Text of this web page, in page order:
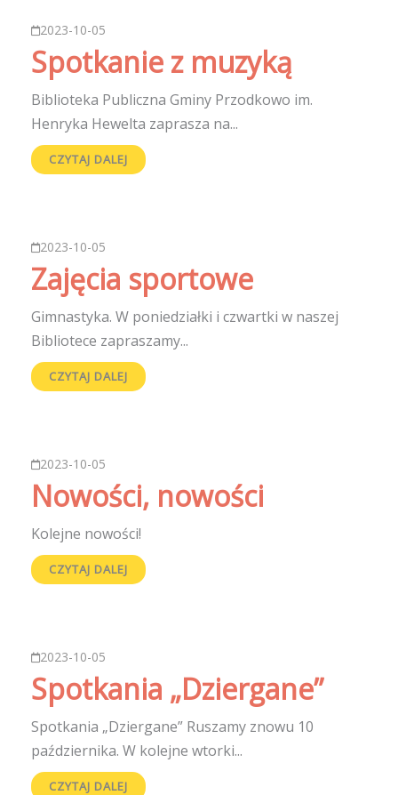
2023-10-05
Spotkanie z muzyką
Biblioteka Publiczna Gminy Przodkowo im.
Henryka Hewelta zaprasza na...
CZYTAJ DALEJ
2023-10-05
Zajęcia sportowe
Gimnastyka. W poniedziałki i czwartki w naszej
Bibliotece zapraszamy...
CZYTAJ DALEJ
2023-10-05
Nowości, nowości
Kolejne nowości!
CZYTAJ DALEJ
2023-10-05
Spotkania „Dziergane”
Spotkania „Dziergane” Ruszamy znowu 10
października. W kolejne wtorki...
CZYTAJ DALEJ